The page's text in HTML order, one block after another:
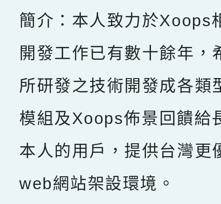
簡介：本人致力於Xoops
開發工作已有數十餘年，
所研發之技術開發成各類
模組及Xoops佈景回饋給
本人的用戶，提供台灣更
web網站架設環境。